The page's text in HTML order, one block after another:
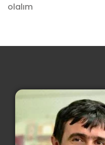
olalım